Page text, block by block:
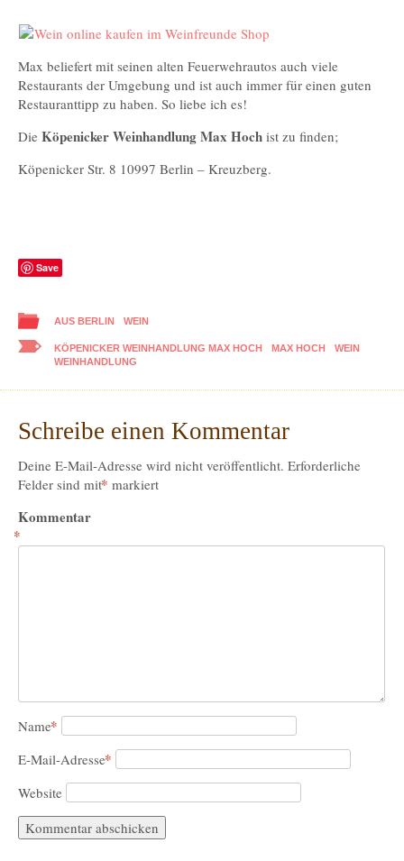
Wein online kaufen im Weinfreunde Shop
Max beliefert mit seinen alten Feuerwehrautos auch viele
Restaurants der Umgebung und ist auch immer für einen guten
Restauranttipp zu haben. So liebe ich es!
Die Köpenicker Weinhandlung Max Hoch ist zu finden;
Köpenicker Str. 8 10997 Berlin – Kreuzberg.
Save
AUS BERLIN WEIN
KÖPENICKER WEINHANDLUNG MAX HOCH MAX HOCH
WEIN
WEINHANDLUNG
Schreibe einen Kommentar
Deine E-Mail-Adresse wird nicht veröffentlicht. Erforderliche
Felder sind mit* markiert
Kommentar
*
Name*
E-Mail-Adresse*
Website